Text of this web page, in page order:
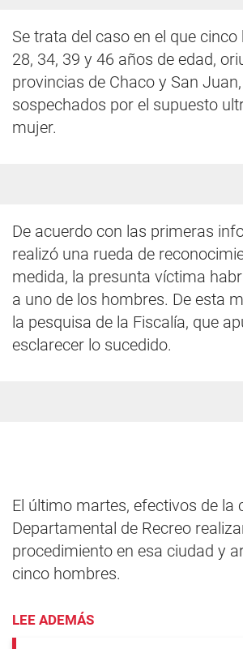
Se trata del caso en el que
28, 34, 39 y 46 años de edad,
provincias de Chaco y San
sospechados por el supuesto
mujer.
De acuerdo con las primeras
realizó una rueda de
medida, la presunta víctima
a uno de los hombres. De esta
la pesquisa de la Fiscalía, que
esclarecer lo sucedido.
El último martes, efectivos de la
Departamental de Recreo
procedimiento en esa ciudad y
cinco hombres.
LEE ADEMÁS